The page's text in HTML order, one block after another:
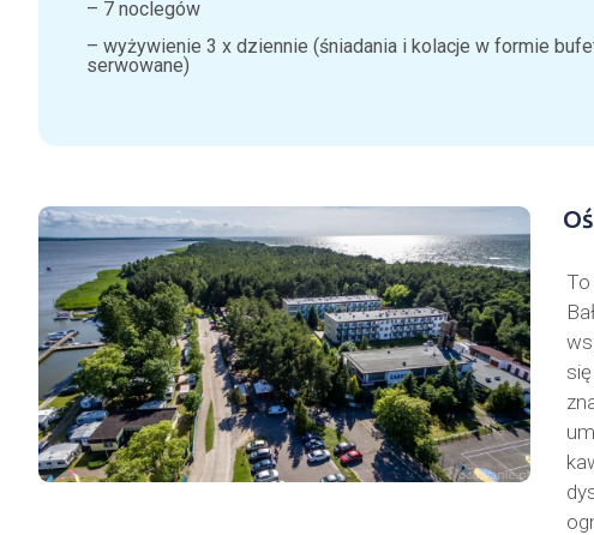
– 7 noclegów
– wyżywienie 3 x dziennie (śniadania i kolacje w formie
serwowane)